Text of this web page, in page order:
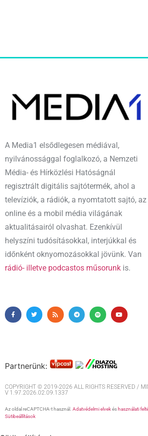
A Media1 elsődlegesen médiával,
nyilvánossággal foglalkozó, a Nemzeti
Média- és Hírközlési Hatóságnál
regisztrált digitális sajtótermék, ahol a
televíziók, a rádiók, a nyomtatott sajtó, az
online és a mobil média világának
aktualitásairól olvashat. Ezenkívül
helyszíni tudósításokkal, interjúkkal és
időnként oknyomozásokkal jövünk. Van
rádió- illetve podcastos műsorunk is.
Partnerünk:
COPYRIGHT © 2019-2026 ALL RIGHTS RESERVED /
V 1.97.2026.02.09.1337
Az oldal reCAPTCHA-t használ. Adatvédelmi elvekés használati
Sütibeállítások